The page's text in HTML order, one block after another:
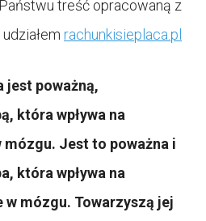
treść opracowaną z
udziałem rachunkisieplaca.pl
jest poważną,
która wpływa na
Jest to poważna i
która wpływa na
mózgu. Towarzyszą jej